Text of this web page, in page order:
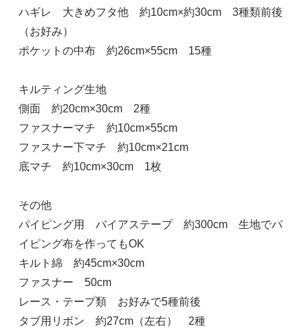
ハギレ 大きめフタ他 約10cm×約30cm 3種類前後
（お好み）
ポケットの中布 約26cm×55cm 15種
キルティング生地
側面 約20cm×30cm 2種
ファスナーマチ 約10cm×55cm
ファスナー下マチ 約10cm×21cm
底マチ 約10cm×30cm 1枚
その他
パイピング用 バイアステープ 約300cm 生地でパ
イピング布を作ってもOK
キルト綿 約45cm×30cm
ファスナー 50cm
レース・テープ類 お好みで5種前後
タブ用リボン 約27cm（左右） 2種